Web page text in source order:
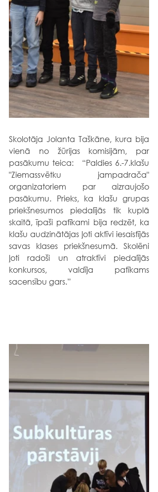
Skolotāja Jolanta Taškāne, kura bija
vienā no žūrijas komisijām, par
pasākumu teica:   “Paldies 6.-7.klašu
"Ziemassvētku jampadrača"
organizatoriem par aizraujošo
pasākumu. Prieks, ka klašu grupas
priekšnesumos piedalījās tik kuplā
skaitā, īpaši patīkami bija redzēt, ka
klašu audzinātājas ļoti aktīvi iesaistījās
savas klases priekšnesumā. Skolēni
ļoti radoši un atraktīvi piedalījās
konkursos, valdīja patīkams
sacensību gars.”